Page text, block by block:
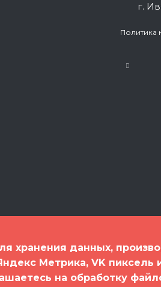
г.
Политика
хранения данных,
Метрика, VK пиксель
на обработку